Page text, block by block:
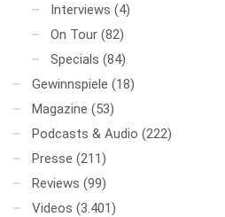
Interviews (4)
On Tour (82)
Specials (84)
Gewinnspiele (18)
Magazine (53)
Podcasts & Audio (222)
Presse (211)
Reviews (99)
Videos (3.401)